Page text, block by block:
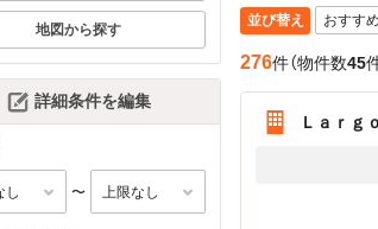
地図から探す
詳細条件を編集
〜
並び替え
276件（物件数45
Ｌａｒｇ